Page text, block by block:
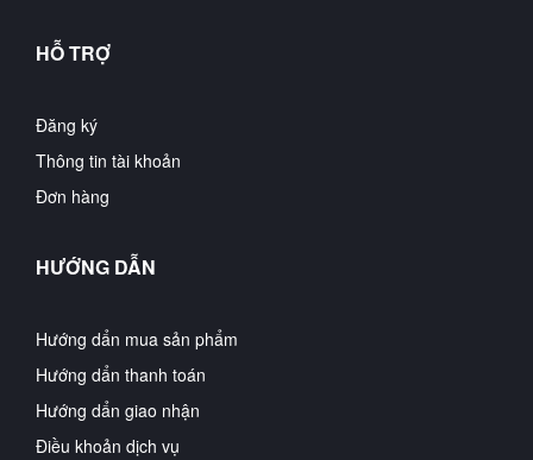
HỖ TRỢ
Đăng ký
Thông tin tài khoản
Đơn hàng
HƯỚNG DẪN
Hướng dẩn mua sản phẩm
Hướng dẩn thanh toán
Hướng dẩn giao nhận
Điều khoản dịch vụ